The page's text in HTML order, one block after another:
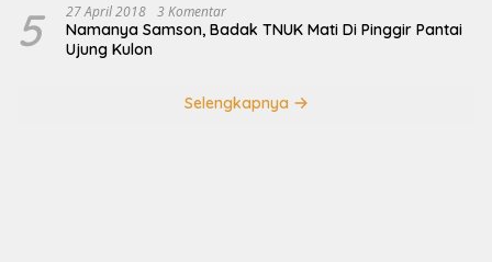
5 27 April 2018 3 Komentar
Namanya Samson, Badak TNUK Mati Di Pinggir Pantai
Ujung Kulon
Selengkapnya